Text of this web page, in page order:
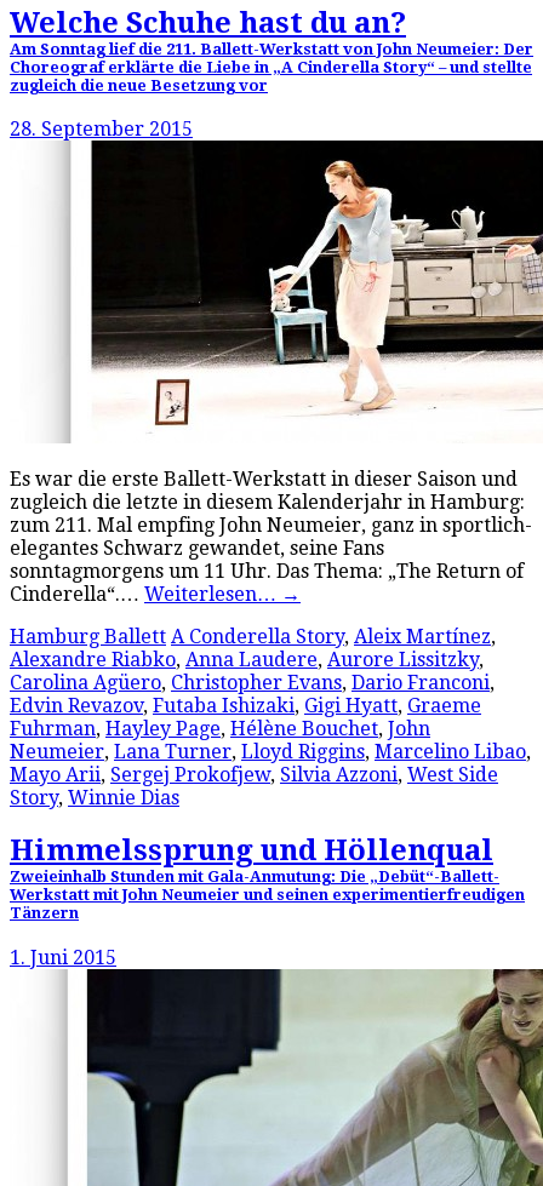
Welche Schuhe hast du an?
Am Sonntag lief die 211. Ballett-Werkstatt von John Neumeier: Der
Choreograf erklärte die Liebe in „A Cinderella Story“ – und stellte
zugleich die neue Besetzung vor
28. September 2015
Es war die erste Ballett-Werkstatt in dieser Saison und
zugleich die letzte in diesem Kalenderjahr in Hamburg:
zum 211. Mal empfing John Neumeier, ganz in sportlich-
elegantes Schwarz gewandet, seine Fans
sonntagmorgens um 11 Uhr. Das Thema: „The Return of
Cinderella“.… Weiterlesen… →
Hamburg Ballett A Conderella Story, Aleix Martínez,
Alexandre Riabko, Anna Laudere, Aurore Lissitzky,
Carolina Agüero, Christopher Evans, Dario Franconi,
Edvin Revazov, Futaba Ishizaki, Gigi Hyatt, Graeme
Fuhrman, Hayley Page, Hélène Bouchet, John
Neumeier, Lana Turner, Lloyd Riggins, Marcelino Libao,
Mayo Arii, Sergej Prokofjew, Silvia Azzoni, West Side
Story, Winnie Dias
Himmelssprung und Höllenqual
Zweieinhalb Stunden mit Gala-Anmutung: Die „Debüt“-Ballett-
Werkstatt mit John Neumeier und seinen experimentierfreudigen
Tänzern
1. Juni 2015